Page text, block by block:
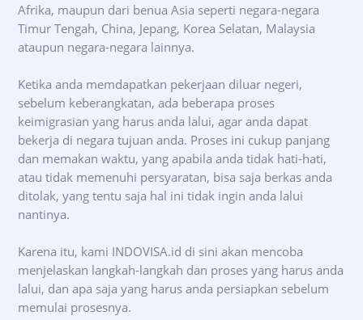
Afrika, maupun dari benua Asia seperti negara-negara
Timur Tengah, China, Jepang, Korea Selatan, Malaysia
ataupun negara-negara lainnya.
Ketika anda memdapatkan pekerjaan diluar negeri,
sebelum keberangkatan, ada beberapa proses
keimigrasian yang harus anda lalui, agar anda dapat
bekerja di negara tujuan anda. Proses ini cukup panjang
dan memakan waktu, yang apabila anda tidak hati-hati,
atau tidak memenuhi persyaratan, bisa saja berkas anda
ditolak, yang tentu saja hal ini tidak ingin anda lalui
nantinya.
Karena itu, kami INDOVISA.id di sini akan mencoba
menjelaskan langkah-langkah dan proses yang harus anda
lalui, dan apa saja yang harus anda persiapkan sebelum
memulai prosesnya.